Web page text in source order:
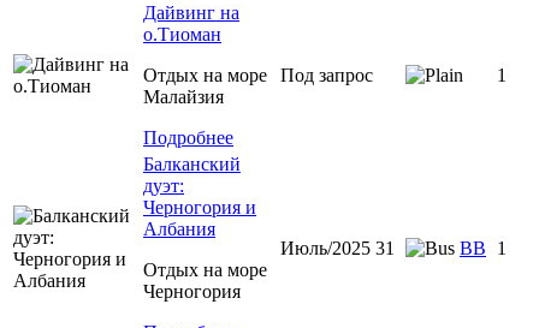
Дайвинг на
о.Тиоман
Отдых на море
Малайзия
Подробнее
Под запрос 1
Балканский
дуэт:
Черногория и
Албания
Отдых на море
Черногория
Июль/2025 31 ВВ 1